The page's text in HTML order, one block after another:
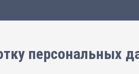
персональных